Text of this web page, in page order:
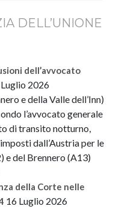
DELL’UNIONE
dell’avvocato
2026
e della Valle dell’Inn)
l’avvocato generale
di transito notturno,
dall’Austria per le
e del Brennero (A13)
della Corte nelle
16 Luglio 2026